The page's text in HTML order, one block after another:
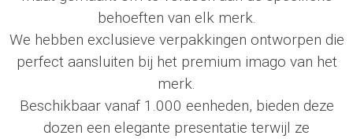
behoeften van elk merk.
We hebben exclusieve verpakkingen ontworpen die
perfect aansluiten bij het premium imago van het
merk.
Beschikbaar vanaf 1.000 eenheden, bieden deze
dozen een elegante presentatie terwijl ze